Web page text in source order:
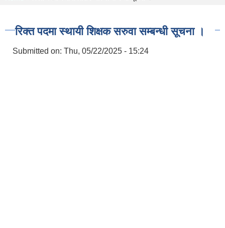
रिक्त पदमा स्थायी शिक्षक सरुवा सम्बन्धी सूचना ।
Submitted on: Thu, 05/22/2025 - 15:24